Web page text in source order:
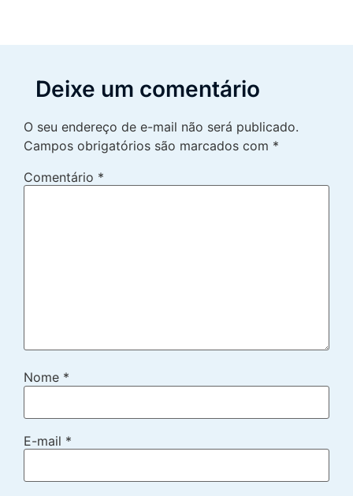
Deixe um comentário
O seu endereço de e-mail não será publicado.
Campos obrigatórios são marcados com *
Comentário *
Nome *
E-mail *